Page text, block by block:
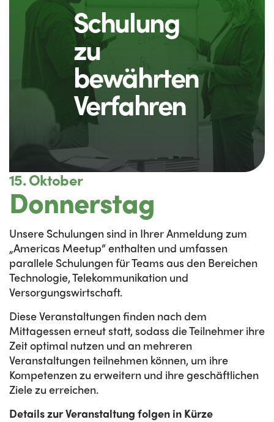
15. Oktober
Donnerstag
Unsere Schulungen sind in Ihrer Anmeldung zum
„Americas Meetup“ enthalten und umfassen
parallele Schulungen für Teams aus den Bereichen
Technologie, Telekommunikation und
Versorgungswirtschaft.
Diese Veranstaltungen finden nach dem
Mittagessen erneut statt, sodass die Teilnehmer ihre
Zeit optimal nutzen und an mehreren
Veranstaltungen teilnehmen können, um ihre
Kompetenzen zu erweitern und ihre geschäftlichen
Ziele zu erreichen.
Details zur Veranstaltung folgen in Kürze
Schulung
zu
bewährten
Verfahren